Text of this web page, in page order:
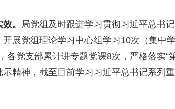
。 局党组及时跟进学习贯彻习近平总书
开展党组理论学习中心组学习 10次（集中
各党支部累计讲专题党课8次 ， 严格落实“
精神，截至目前学习习近平总书记系列